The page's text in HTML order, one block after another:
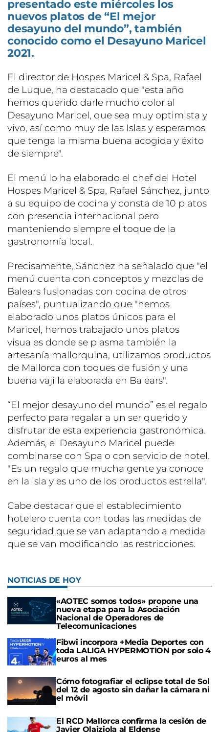
presentado este miércoles los
nuevos platos de “El mejor
desayuno del mundo”, también
conocido como el Desayuno Maricel
2021.
El director de Hospes Maricel & Spa, Rafael
de Luque, ha destacado que "esta año
hemos querido darle mucho color al
Desayuno Maricel, que sea muy optimista y
vivo, así como muy de las Islas y esperamos
que tenga la misma buena acogida y éxito
de siempre".
El menú lo ha elaborado el chef del Hotel
Hospes Maricel & Spa, Rafael Sánchez, junto
a su equipo de cocina y consta de 10 platos
con presencia internacional pero
manteniendo siempre el toque de la
gastronomía local.
Precisamente, Sánchez ha señalado que "el
menú cuenta con conceptos y mezclas de
Balears fusionadas con cocina de otros
países", puntualizando que "hemos
elaborado unos platos únicos para el
Maricel, hemos trabajado unos platos
visuales donde se plasma también la
artesanía mallorquina, utilizamos productos
de Mallorca con toques de fusión y una
buena vajilla elaborada en Balears".
“El mejor desayuno del mundo” es el regalo
perfecto para regalar a un ser querido y
disfrutar de esta experiencia gastronómica.
Además, el Desayuno Maricel puede
combinarse con Spa o con servicio de hotel.
"Es un regalo que mucha gente ya conoce
en la isla y es uno de los productos estrella".
Cabe destacar que el establecimiento
hotelero cuenta con todas las medidas de
seguridad que se van adaptando a medida
que se van modificando las restricciones.
NOTICIAS DE HOY
«AOTEC somos todos» propone una
nueva etapa para la Asociación
Nacional de Operadores de
Telecomunicaciones
Fibwi incorpora +Media Deportes con
toda LALIGA HYPERMOTION por solo 4
euros al mes
Cómo fotografiar el eclipse total de Sol
del 12 de agosto sin dañar la cámara ni
el móvil
El RCD Mallorca confirma la cesión de
Javier Olaiziola al Eldense